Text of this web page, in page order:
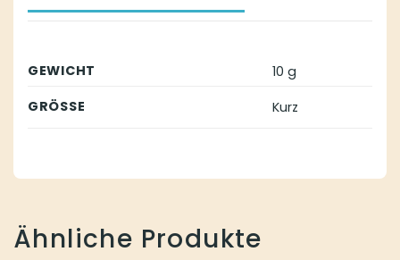
GEWICHT
10 g
GRÖSSE
Kurz
Ähnliche Produkte